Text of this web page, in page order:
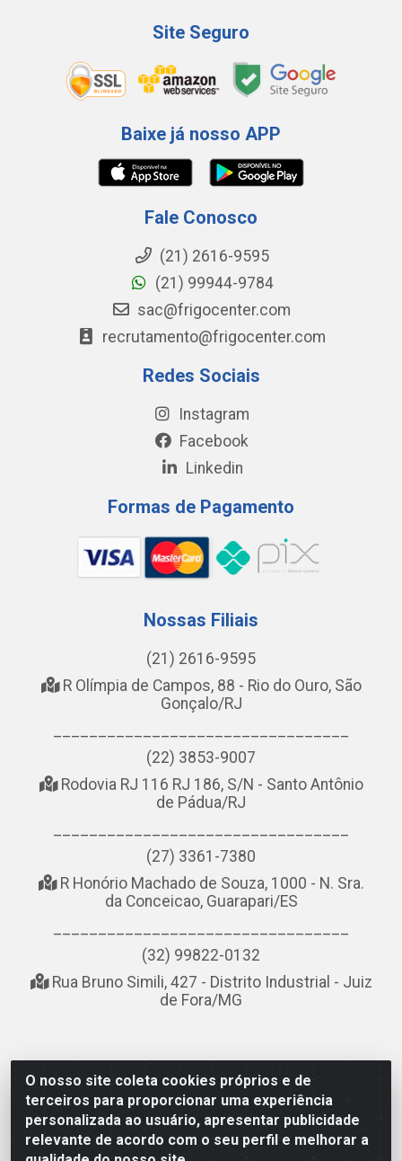
O nosso site coleta cookies próprios e de
terceiros para proporcionar uma experiência
personalizada ao usuário, apresentar publicidade
relevante de acordo com o seu perfil e melhorar a
Site Seguro
Baixe já nosso APP
Fale Conosco
(21) 2616-9595
(21) 99944-9784
sac@frigocenter.com
recrutamento@frigocenter.com
Redes Sociais
Instagram
Facebook
Linkedin
Formas de Pagamento
Nossas Filiais
(21) 2616-9595
R Olímpia de Campos, 88 - Rio do Ouro, São
Gonçalo/RJ
(22) 3853-9007
Rodovia RJ 116 RJ 186, S/N - Santo Antônio
de Pádua/RJ
(27) 3361-7380
R Honório Machado de Souza, 1000 - N. Sra.
da Conceicao, Guarapari/ES
(32) 99822-0132
Rua Bruno Simili, 427 - Distrito Industrial - Juiz
de Fora/MG
NOBREDO COMÉRCIO E LOGÍSTICA LTDA - AV DA
ABDIAS JOSÉ DOS SANTOS, LADO ÍMPAR 8921 - RIO
DO OURO, SÃO GONÇALO/RJ - CEP 24.756-151 - CNPJ
21.074.121/0001-58